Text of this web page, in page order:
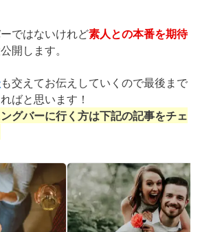
ではないけれど素人との本番を期待
開します。
も交えてお伝えしていくので最後まで
ばと思います！
グバーに行く方は下記の記事をチェ